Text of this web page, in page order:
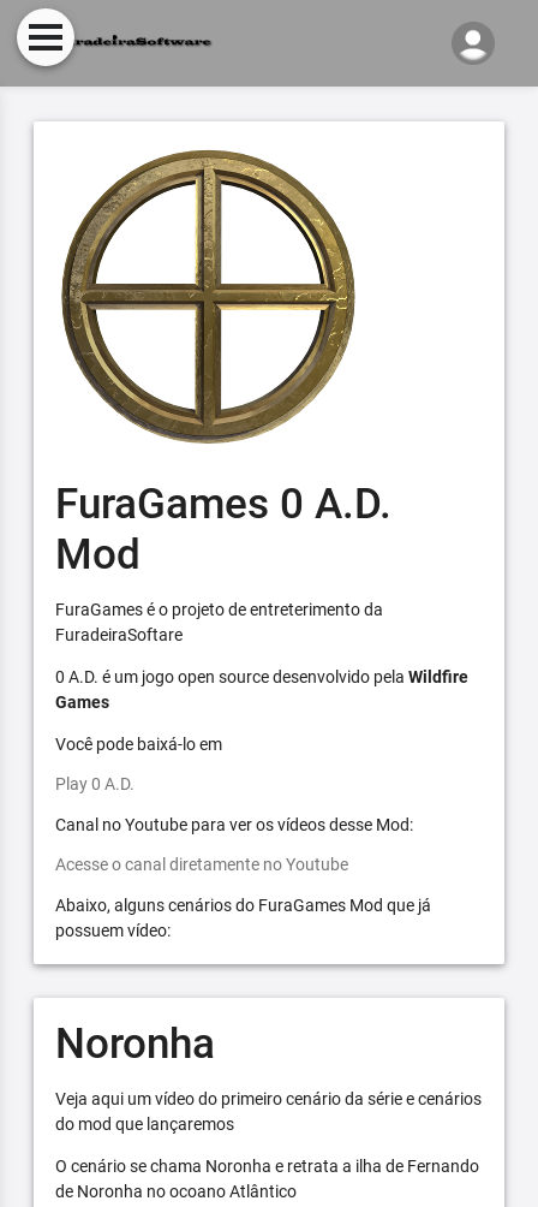
FuraGames 0 A.D.
Mod
FuraGames é o projeto de entreterimento da
FuradeiraSoftare
0 A.D. é um jogo open source desenvolvido pela Wildfire
Games
Você pode baixá-lo em
Play 0 A.D.
Canal no Youtube para ver os vídeos desse Mod:
Acesse o canal diretamente no Youtube
Abaixo, alguns cenários do FuraGames Mod que já
possuem vídeo:
Noronha
Veja aqui um vídeo do primeiro cenário da série e cenários
do mod que lançaremos
O cenário se chama Noronha e retrata a ilha de Fernando
de Noronha no ocoano Atlântico